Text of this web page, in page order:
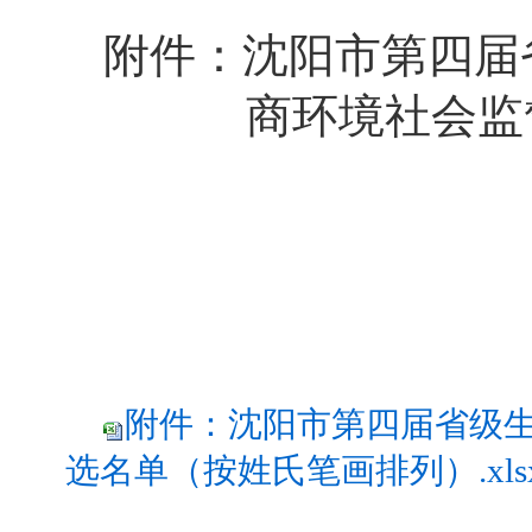
附件：沈阳市第四
商环境社会监督
附件：沈阳市第四届省级
选名单（按姓氏笔画排列）